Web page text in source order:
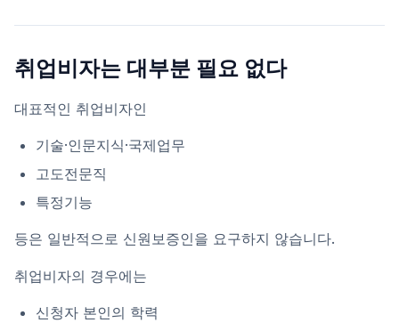
취업비자는 대부분 필요 없다
대표적인 취업비자인
기술·인문지식·국제업무
고도전문직
특정기능
등은 일반적으로 신원보증인을 요구하지 않습니다.
취업비자의 경우에는
신청자 본인의 학력